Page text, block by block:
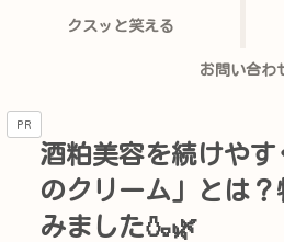
クスッと笑える
お問い合わ
PR
酒粕美容を続けや
のクリーム」とは
みました🍶🌿